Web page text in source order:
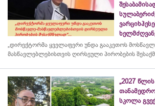
„დირექტორმა ყველაფერი უნდა გააკეთოს
მასწავლებლებისთვის ღირსეული პირობების
„2027
სკოლა